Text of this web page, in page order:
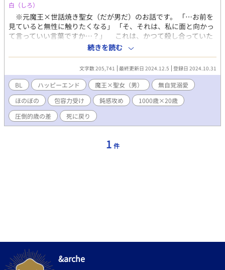
白（しろ）
※元魔王×世話焼き聖女（だが男だ）のお話です。 「…お前を
見ていると無性に触りたくなる」 「そ、それは、私に面と向かっ
て言っていい言葉ですか…？」 これは、かつて殺し合っていた
魔王と聖女（だが男だ）がなんやかんや距離を縮めていく物語で
ある。 ─── 「しまったーーーーー！！！」 二十年前、大聖
堂に教皇リマの叫びが響いた。 「どうなさいました猊下ー！」
「次の聖女、女の子って言っちゃったよー！」 「…え？ それが
どうかしたんですか？」 「男の子じゃった」 「は？」 「聖女、男
の子じゃったーーー！」 「神の啓示はどうしたんですかアンター
ー！」 そんなこんなで撤回出来ず聖女（男）として育ったステ
ラ。十八歳になると同時に世界を恐怖に陥れる魔王討伐の旅に出
る。 その旅は二年続き、いよいよ最終決戦。 なんと聖女ステ
和をもたらしたのだった。 ──だがしかし、聖女は創造神リー
ベの気まぐれにより生き返る。 そして魔王の友人を名乗る精霊
続きを読む
文字数 205,741 最終更新日 2024.12.5 登録日 2024.10.31
BL ハッピーエンド 魔王×聖女（男）
無自覚溺愛
ほのぼの
包容力受け 鈍感攻め
1000歳×20歳
圧倒的歳の差
死に戻り
1 件
&arche